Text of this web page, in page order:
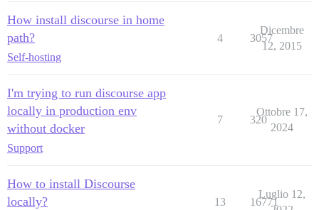
How install discourse in home
path?
Self-hosting
4 3057
Dicembre
12, 2015
I'm trying to run discourse app
locally in production env
without docker
Support
7 320
Ottobre 17,
2024
How to install Discourse
locally?
13 16771
Luglio 12,